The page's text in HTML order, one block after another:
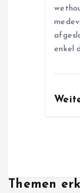
enkel
Themen